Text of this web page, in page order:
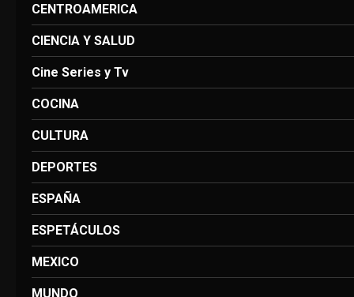
CENTROAMERICA
CIENCIA Y SALUD
Cine Series y Tv
COCINA
CULTURA
DEPORTES
ESPAÑA
ESPETÁCULOS
MEXICO
MUNDO